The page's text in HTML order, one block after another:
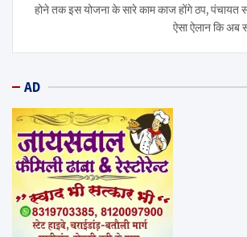
होने तक इस योजना के सारे काम काज होंगे ठप, पंचायत
ऐसा ऐलान कि
AD